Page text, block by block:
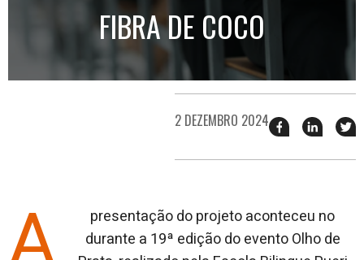
FIBRA DE COCO
2 DEZEMBRO 2024 Compartilhar
esse
no
esse
no
presentação do projeto aconteceu no
durante a 19ª edição do evento Olho de